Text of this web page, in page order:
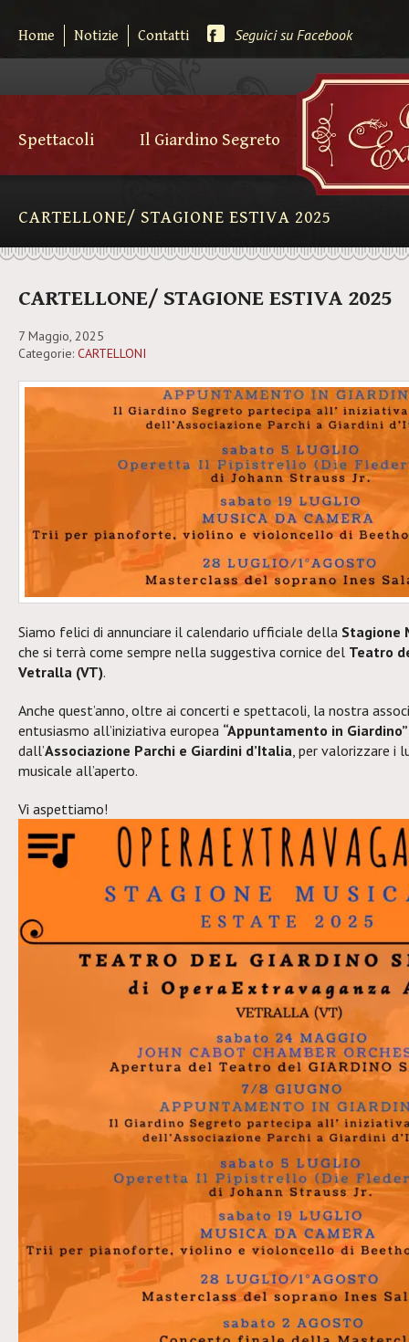
Home Notizie Contatti Seguici su Facebook
Spettacoli Il Giardino Segreto
CARTELLONE/ STAGIONE ESTIVA 2025
CARTELLONE/ STAGIONE ESTIVA 2025
7 Maggio, 2025
Categorie: CARTELLONI
Siamo felici di annunciare il calendario ufficiale della Stagione
che si terrà come sempre nella suggestiva cornice del Teatro
Vetralla (VT).
Anche quest’anno, oltre ai concerti e spettacoli, la nostra
entusiasmo all’iniziativa europea “Appuntamento in Giardino”
dall’Associazione Parchi e Giardini d’Italia, per valorizzare i
musicale all’aperto.
Vi aspettiamo!